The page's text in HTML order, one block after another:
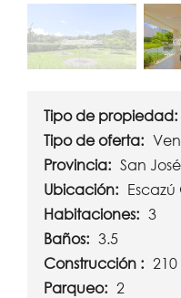
Tipo de propiedad:
Tipo de oferta:
Provincia: San José
Ubicación:
Habitaciones: 3
Baños: 3.5
Construcción : 210
Parqueo: 2